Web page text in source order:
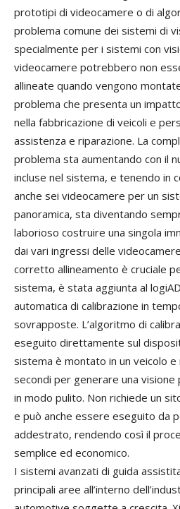
prototipi di videocamere o di
problema comune dei sistemi di
specialmente per i sistemi con
videocamere potrebbero non
allineate quando vengono
problema che presenta un
nella fabbricazione di veicoli e
assistenza e riparazione. La
problema sta aumentando con il
incluse nel sistema, e tenendo in
anche sei videocamere per un
panoramica, sta diventando
laborioso costruire una singola
dai vari ingressi delle
corretto allineamento è cruciale
sistema, è stata aggiunta al
automatica di calibrazione in
sovrapposte. L’algoritmo di
eseguito direttamente sul
sistema è montato in un veicolo e
secondi per generare una visione
in modo pulito. Non richiede un
e può anche essere eseguito da
addestrato, rendendo così il
semplice ed economico.
I sistemi avanzati di guida
principali aree all’interno